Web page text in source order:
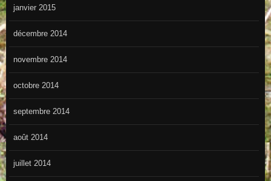
janvier 2015
décembre 2014
novembre 2014
octobre 2014
septembre 2014
août 2014
juillet 2014